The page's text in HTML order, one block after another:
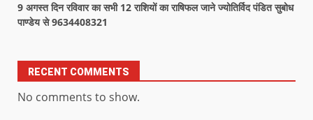
9 अगस्त दिन रविवार का सभी 12 राशियों का राषिफल जाने ज्योतिर्विद पंडित सुबोध
पाण्डेय से 9634408321
RECENT COMMENTS
No comments to show.